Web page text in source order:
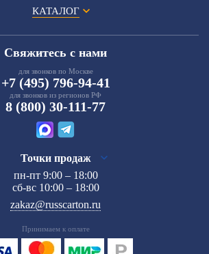
КАТАЛОГ
Свяжитесь с нами
для звонков по Москве
+7 (495) 796-94-41
для звонков из регионов РФ
8 (800) 30-111-77
Точки продаж
пн-пт 9:00 – 18:00
сб-вс 10:00 – 18:00
zakaz@russcarton.ru
Принимаем к оплате